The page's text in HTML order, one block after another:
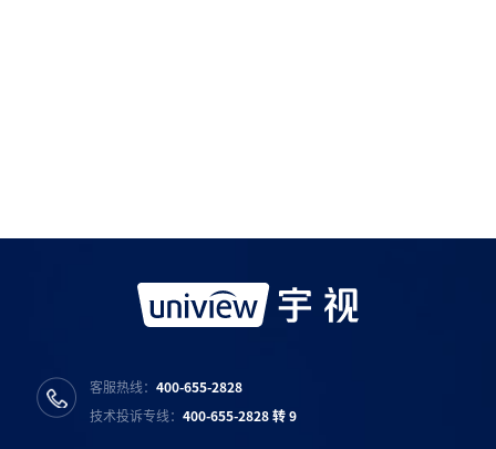
客服热线：400-655-2828
技术投诉专线：400-655-2828 转 9